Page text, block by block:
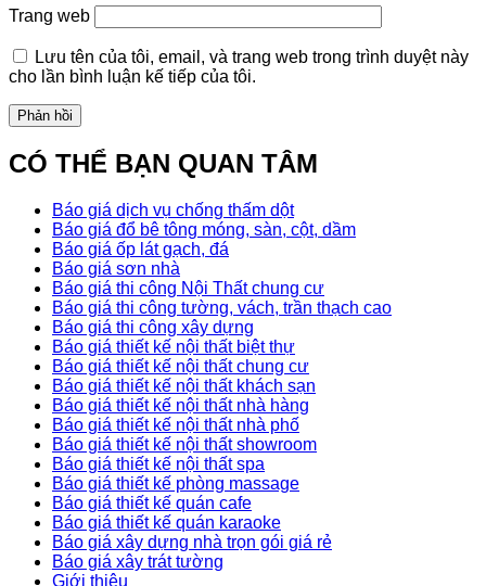
Trang web
Lưu tên của tôi, email, và trang web trong trình duyệt này
cho lần bình luận kế tiếp của tôi.
CÓ THỂ BẠN QUAN TÂM
Báo giá dịch vụ chống thấm dột
Báo giá đổ bê tông móng, sàn, cột, dầm
Báo giá ốp lát gạch, đá
Báo giá sơn nhà
Báo giá thi công Nội Thất chung cư
Báo giá thi công tường, vách, trần thạch cao
Báo giá thi công xây dựng
Báo giá thiết kế nội thất biệt thự
Báo giá thiết kế nội thất chung cư
Báo giá thiết kế nội thất khách sạn
Báo giá thiết kế nội thất nhà hàng
Báo giá thiết kế nội thất nhà phố
Báo giá thiết kế nội thất showroom
Báo giá thiết kế nội thất spa
Báo giá thiết kế phòng massage
Báo giá thiết kế quán cafe
Báo giá thiết kế quán karaoke
Báo giá xây dựng nhà trọn gói giá rẻ
Báo giá xây trát tường
Giới thiệu